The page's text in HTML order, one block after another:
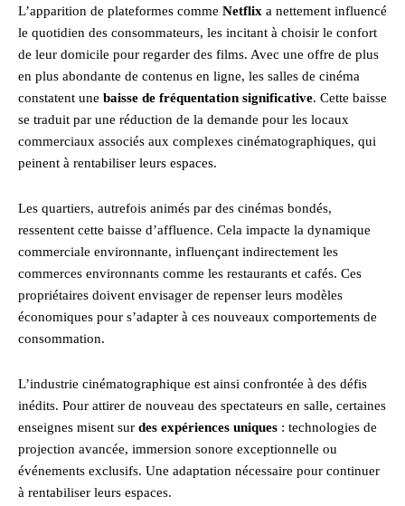
L’apparition de plateformes comme Netflix a nettement influencé
le quotidien des consommateurs, les incitant à choisir le confort
de leur domicile pour regarder des films. Avec une offre de plus
en plus abondante de contenus en ligne, les salles de cinéma
constatent une baisse de fréquentation significative. Cette baisse
se traduit par une réduction de la demande pour les locaux
commerciaux associés aux complexes cinématographiques, qui
peinent à rentabiliser leurs espaces.
Les quartiers, autrefois animés par des cinémas bondés,
ressentent cette baisse d’affluence. Cela impacte la dynamique
commerciale environnante, influençant indirectement les
commerces environnants comme les restaurants et cafés. Ces
propriétaires doivent envisager de repenser leurs modèles
économiques pour s’adapter à ces nouveaux comportements de
consommation.
L’industrie cinématographique est ainsi confrontée à des défis
inédits. Pour attirer de nouveau des spectateurs en salle, certaines
enseignes misent sur des expériences uniques : technologies de
projection avancée, immersion sonore exceptionnelle ou
événements exclusifs. Une adaptation nécessaire pour continuer
à rentabiliser leurs espaces.